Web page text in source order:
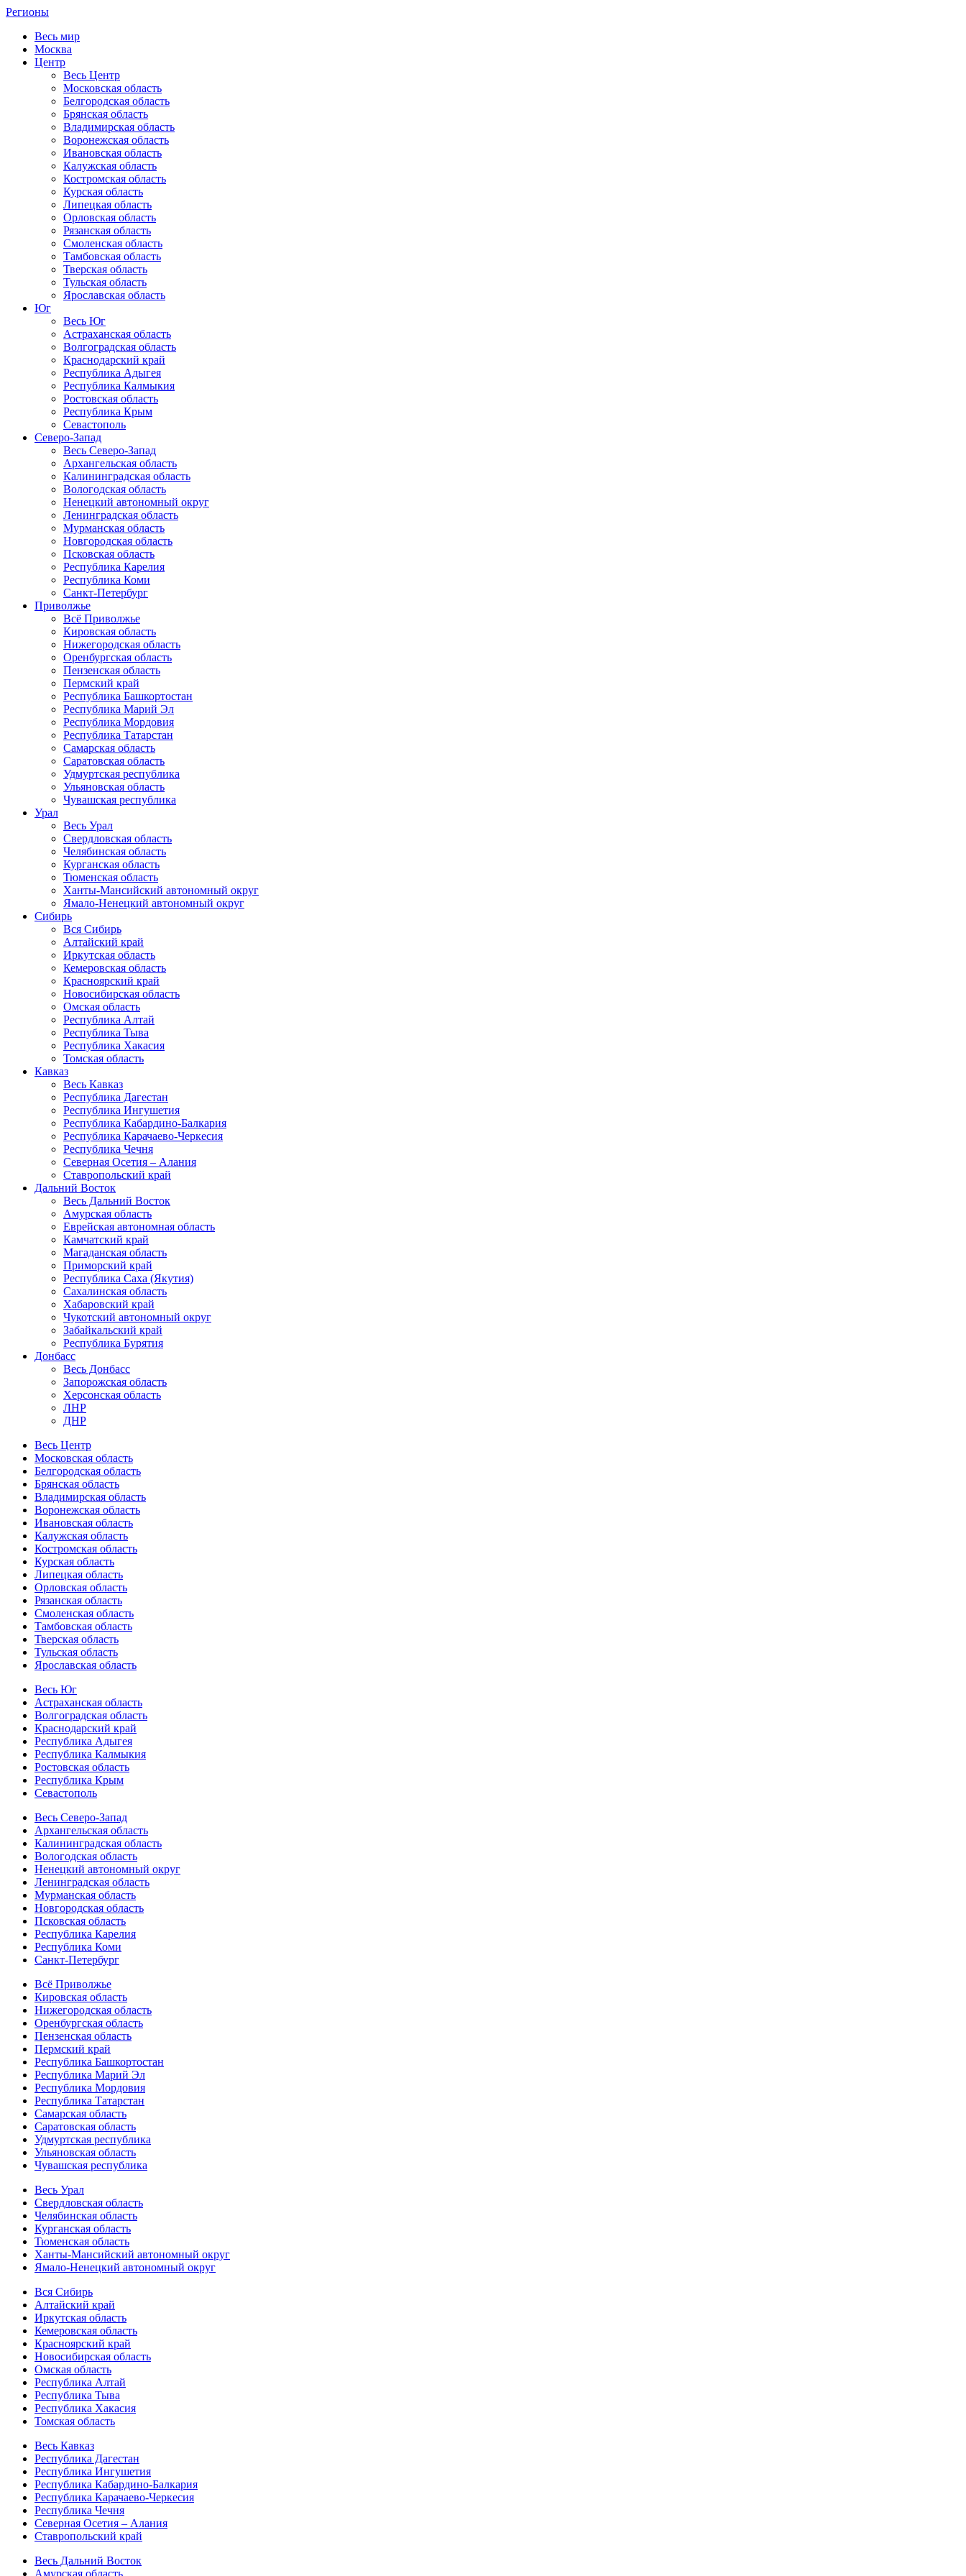
Регионы
Весь мир
Москва
Центр
Весь Центр
Московская область
Белгородская область
Брянская область
Владимирская область
Воронежская область
Ивановская область
Калужская область
Костромская область
Курская область
Липецкая область
Орловская область
Рязанская область
Смоленская область
Тамбовская область
Тверская область
Тульская область
Ярославская область
Юг
Весь Юг
Астраханская область
Волгоградская область
Краснодарский край
Республика Адыгея
Республика Калмыкия
Ростовская область
Республика Крым
Севастополь
Северо-Запад
Весь Северо-Запад
Архангельская область
Калининградская область
Вологодская область
Ненецкий автономный округ
Ленинградская область
Мурманская область
Новгородская область
Псковская область
Республика Карелия
Республика Коми
Санкт-Петербург
Приволжье
Всё Приволжье
Кировская область
Нижегородская область
Оренбургская область
Пензенская область
Пермский край
Республика Башкортостан
Республика Марий Эл
Республика Мордовия
Республика Татарстан
Самарская область
Саратовская область
Удмуртская республика
Ульяновская область
Чувашская республика
Урал
Весь Урал
Свердловская область
Челябинская область
Курганская область
Тюменская область
Ханты-Мансийский автономный округ
Ямало-Ненецкий автономный округ
Сибирь
Вся Сибирь
Алтайский край
Иркутская область
Кемеровская область
Красноярский край
Новосибирская область
Омская область
Республика Алтай
Республика Тыва
Республика Хакасия
Томская область
Кавказ
Весь Кавказ
Республика Дагестан
Республика Ингушетия
Республика Кабардино-Балкария
Республика Карачаево-Черкесия
Республика Чечня
Северная Осетия – Алания
Ставропольский край
Дальний Восток
Весь Дальний Восток
Амурская область
Еврейская автономная область
Камчатский край
Магаданская область
Приморский край
Республика Саха (Якутия)
Сахалинская область
Хабаровский край
Чукотский автономный округ
Забайкальский край
Республика Бурятия
Донбасс
Весь Донбасс
Запорожская область
Херсонская область
ЛНР
ДНР
Весь Центр
Московская область
Белгородская область
Брянская область
Владимирская область
Воронежская область
Ивановская область
Калужская область
Костромская область
Курская область
Липецкая область
Орловская область
Рязанская область
Смоленская область
Тамбовская область
Тверская область
Тульская область
Ярославская область
Весь Юг
Астраханская область
Волгоградская область
Краснодарский край
Республика Адыгея
Республика Калмыкия
Ростовская область
Республика Крым
Севастополь
Весь Северо-Запад
Архангельская область
Калининградская область
Вологодская область
Ненецкий автономный округ
Ленинградская область
Мурманская область
Новгородская область
Псковская область
Республика Карелия
Республика Коми
Санкт-Петербург
Всё Приволжье
Кировская область
Нижегородская область
Оренбургская область
Пензенская область
Пермский край
Республика Башкортостан
Республика Марий Эл
Республика Мордовия
Республика Татарстан
Самарская область
Саратовская область
Удмуртская республика
Ульяновская область
Чувашская республика
Весь Урал
Свердловская область
Челябинская область
Курганская область
Тюменская область
Ханты-Мансийский автономный округ
Ямало-Ненецкий автономный округ
Вся Сибирь
Алтайский край
Иркутская область
Кемеровская область
Красноярский край
Новосибирская область
Омская область
Республика Алтай
Республика Тыва
Республика Хакасия
Томская область
Весь Кавказ
Республика Дагестан
Республика Ингушетия
Республика Кабардино-Балкария
Республика Карачаево-Черкесия
Республика Чечня
Северная Осетия – Алания
Ставропольский край
Весь Дальний Восток
Амурская область